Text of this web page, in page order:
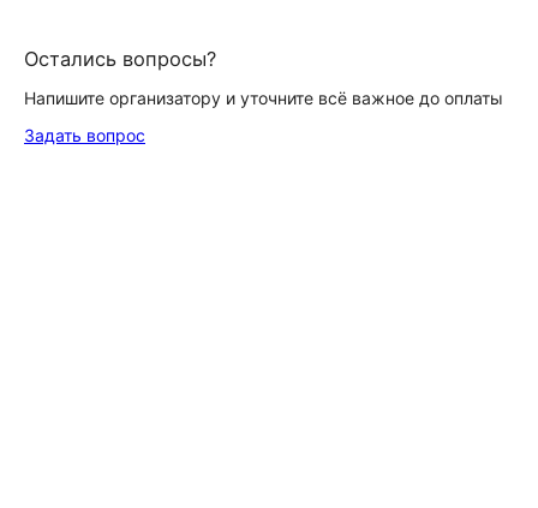
Остались вопросы?
Напишите организатору и уточните всё важное до оплаты
Задать вопрос